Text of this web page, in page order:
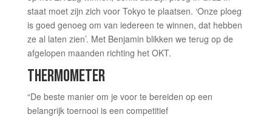
staat moet zijn zich voor Tokyo te plaatsen. ‘Onze ploeg
is goed genoeg om van iedereen te winnen, dat hebben
ze al laten zien’. Met Benjamin blikken we terug op de
afgelopen maanden richting het OKT.
THERMOMETER
“De beste manier om je voor te bereiden op een
belangrijk toernooi is een competitief